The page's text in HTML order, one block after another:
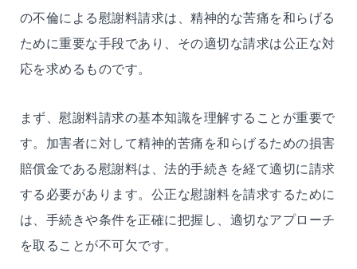
の不倫による慰謝料請求は、精神的な苦痛を和らげる
ために重要な手段であり、その適切な請求は公正な対
応を求めるものです。
まず、慰謝料請求の基本知識を理解することが重要で
す。加害者に対して精神的苦痛を和らげるための損害
賠償金である慰謝料は、法的手続きを経て適切に請求
する必要があります。公正な慰謝料を請求するために
は、手続きや条件を正確に把握し、適切なアプローチ
を取ることが不可欠です。